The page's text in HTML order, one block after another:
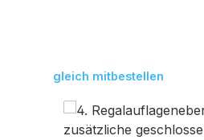
Produktgalerie
gleich mitbestellen